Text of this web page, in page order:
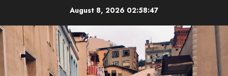
content
August 8, 2026 02:58:48